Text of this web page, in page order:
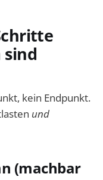
sind
kein Endpunkt.
und
(machbar